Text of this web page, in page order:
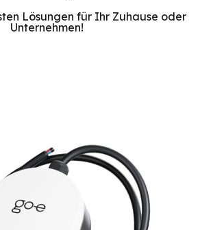
Lösungen für Ihr Zuhause oder
Unternehmen!